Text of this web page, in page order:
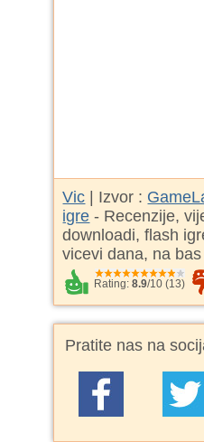
Vic | Izvor :
igre - Recenzije,
downloadi, flash
vicevi dana, na
Rating:8.9/10 (13)
Pratite nas na